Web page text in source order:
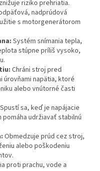
riziko prehriatia.
nadprúdová
s motorgenerátorom
Systém snímania tepla,
stúpne príliš vysoko,
Chráni stroj pred
úrovňami napätia, ktoré
alebo vnútorné časti
Spustí sa, keď je napájacie
udržiavať stabilnú
Obmedzuje prúd cez stroj,
alebo poškodeniu
proti prachu, vode a